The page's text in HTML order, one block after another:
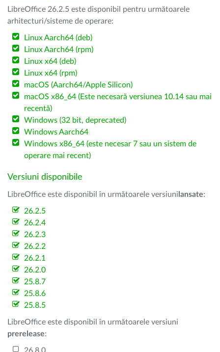
LibreOffice 26.2.5 este disponibil pentru următoarele
arhitecturi/sisteme de operare:
Linux Aarch64 (deb)
Linux Aarch64 (rpm)
Linux x64 (deb)
Linux x64 (rpm)
macOS (Aarch64/Apple Silicon)
macOS x86_64 (Este necesară versiunea 10.14 sau mai
recentă)
Windows (32 bit, deprecated)
Windows Aarch64
Windows x86_64 (este necesar 7 sau un sistem de
operare mai recent)
Versiuni disponibile
LibreOffice este disponibil în următoarele versiuni lansate:
26.2.5
26.2.4
26.2.3
26.2.2
26.2.1
26.2.0
25.8.7
25.8.6
25.8.5
LibreOffice este disponibil în următoarele versiuni
prerelease: